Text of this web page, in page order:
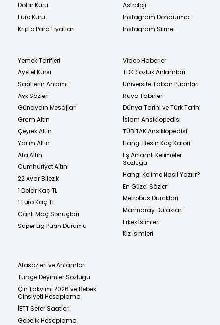
Dolar Kuru
Euro Kuru
Kripto Para Fiyatları
Astroloji
Instagram Dondurma
Instagram Silme
Yemek Tarifleri
Ayetel Kürsi
Saatlerin Anlamı
Aşk Sözleri
Günaydın Mesajları
Gram Altın
Çeyrek Altın
Yarım Altın
Ata Altın
Cumhuriyet Altını
22 Ayar Bilezik
1 Dolar Kaç TL
1 Euro Kaç TL
Canlı Maç Sonuçları
Süper Lig Puan Durumu
Video Haberler
TDK Sözlük Anlamları
Üniversite Taban Puanları
Rüya Tabirleri
Dünya Tarihi ve Türk Tarihi
İslam Ansiklopedisi
TÜBİTAK Ansiklopedisi
Hangi Besin Kaç Kalori
Eş Anlamlı Kelimeler
Sözlüğü
Hangi Kelime Nasıl Yazılır?
En Güzel Sözler
Metrobüs Durakları
Marmaray Durakları
Erkek İsimleri
Kız İsimleri
Atasözleri ve Anlamları
Türkçe Deyimler Sözlüğü
Çin Takvimi 2026 ve Bebek
Cinsiyeti Hesaplama
İETT Sefer Saatleri
Gebelik Hesaplama